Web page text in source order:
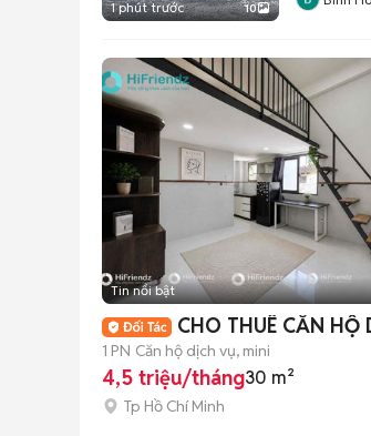
1 phút trước 10
Tin nổi bật
CHO THUÊ CĂN HỘ
1 PN Căn hộ dịch vụ, mini
4,5 triệu/tháng30 m²
Tp Hồ Chí Minh